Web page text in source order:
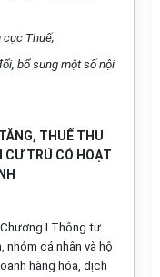
cục Thuế;
bổ sung một số nội
THUẾ THU
CƯ TRÚ CÓ HOẠT
I Thông tư
nhóm cá nhân và hộ
hàng hóa, dịch